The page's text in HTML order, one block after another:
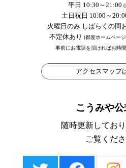
平日 10:30～21:00 (
土日祝日 10:00～
火曜日のみ しばらくの間
不定休あり (都度ホームペー
事前にお電話を頂ければお時
アクセスマップ
こうみや公
随時更新しており
ご覧くださ